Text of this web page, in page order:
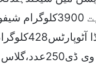
فونز13469عدد،ایل جی ڈی